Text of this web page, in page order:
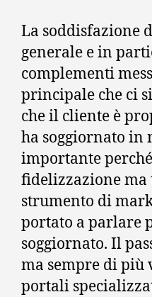
La soddisfazione
generale e in
complementi
principale che ci
che il cliente è
ha soggiornato in
importante
fidelizzazione ma
strumento di
portato a parlare
soggiornato. Il
ma sempre di più
portali